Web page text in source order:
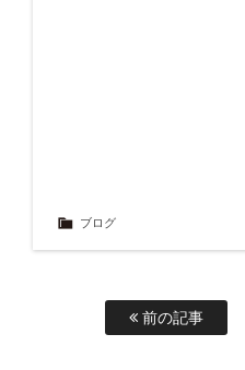
ブログ
前の記事